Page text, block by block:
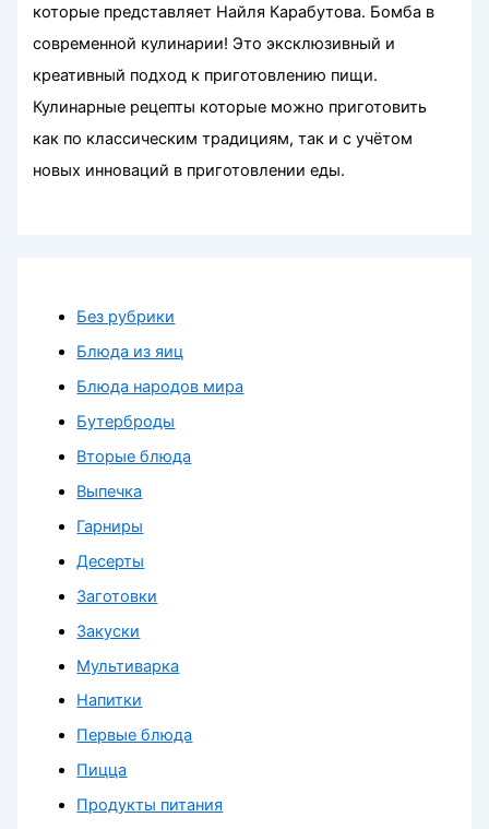
которые представляет Найля Карабутова. Бомба в
современной кулинарии! Это эксклюзивный и
креативный подход к приготовлению пищи.
Кулинарные рецепты которые можно приготовить
как по классическим традициям, так и с учётом
новых инноваций в приготовлении еды.
Без рубрики
Блюда из яиц
Блюда народов мира
Бутерброды
Вторые блюда
Выпечка
Гарниры
Десерты
Заготовки
Закуски
Мультиварка
Напитки
Первые блюда
Пицца
Продукты питания